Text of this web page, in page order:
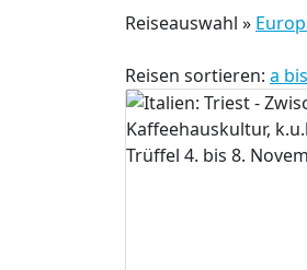
Reiseauswahl »
Reisen sortieren: a